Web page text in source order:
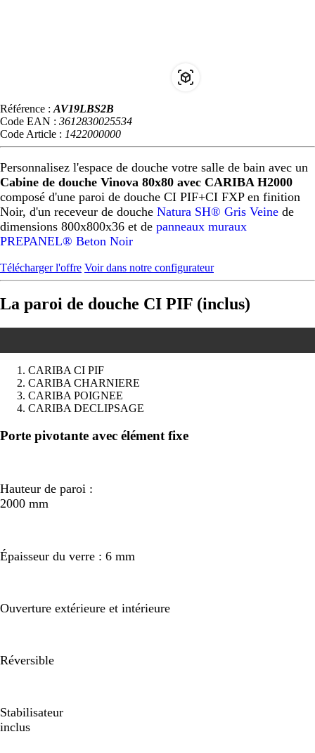
Référence : AV19LBS2B
Code EAN : 3612830025534
Code Article : 1422000000
Personnalisez l'espace de douche votre salle de bain avec un
Cabine de douche Vinova 80x80 avec CARIBA H2000
composé d'une paroi de douche CI PIF+CI FXP en finition
Noir, d'un receveur de douche Natura SH® Gris Veine de
dimensions 800x800x36 et de panneaux muraux
PREPANEL® Beton Noir
Télécharger l'offre Voir dans notre configurateur
La paroi de douche CI PIF (inclus)
CARIBA CI PIF
CARIBA CHARNIERE
CARIBA POIGNEE
CARIBA DECLIPSAGE
Précédent
Suivant
Porte pivotante avec élément fixe
Hauteur de paroi :
2000 mm
Épaisseur du verre : 6 mm
Ouverture extérieure et intérieure
Réversible
Stabilisateur
inclus